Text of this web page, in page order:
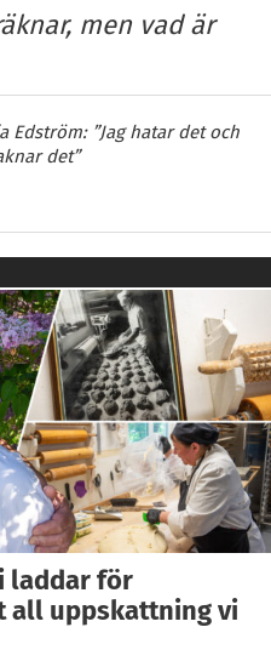
men vad är
Edström: ”Jag hatar det och
det”
laddar för
all uppskattning vi